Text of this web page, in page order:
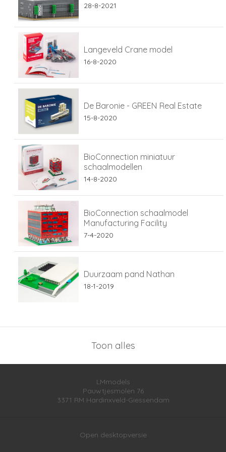
28-8-2021
Langeveld Crane model
16-8-2020
De Baronie - GREEN Real Estate
15-8-2020
BioConnection miniatuur
schaalmodellen
14-8-2020
BioConnection schaalmodel
Manufacturing Facility
7-4-2020
Duurzaam pand Nathan
18-1-2019
Toon alles
LMmodels
Pauwtjesmolen 76
3371 RM Hardinxveld-Giessendam
Open desktopversie